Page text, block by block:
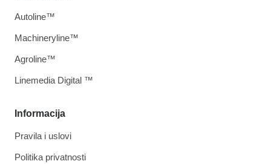
Informacija
Pravila i uslovi
Politika privatnosti
Autoline™
Machineryline™
Agroline™
Linemedia Digital ™